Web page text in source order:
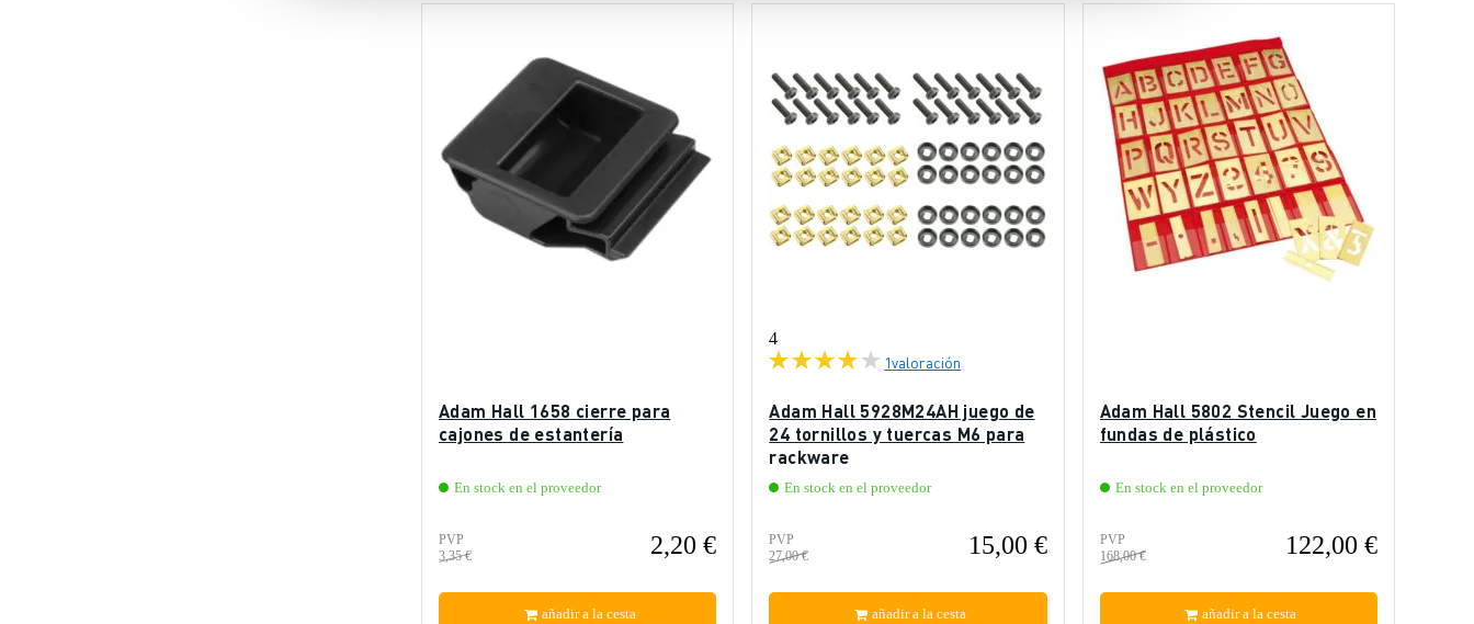
Adam Hall 1658 cierre para
cajones de estantería
En stock en el proveedor
PVP
3,35 €
2,20 €
añadir a la cesta
4
1valoración
Adam Hall 5928M24AH juego de
24 tornillos y tuercas M6 para
rackware
En stock en el proveedor
PVP
27,00 €
15,00 €
añadir a la cesta
Adam Hall 5802 Stencil Juego en
fundas de plástico
En stock en el proveedor
PVP
168,00 €
122,00 €
añadir a la cesta